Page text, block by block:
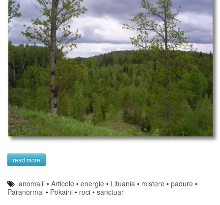
read more
anomalii •Articole •energie • Lituania • mistere •padure •
Paranormal • Pokaini • roci • sanctuar